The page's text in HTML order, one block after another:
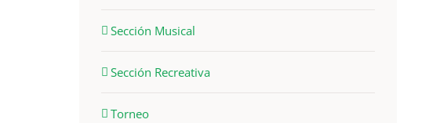
Sección Musical
Sección Recreativa
Torneo